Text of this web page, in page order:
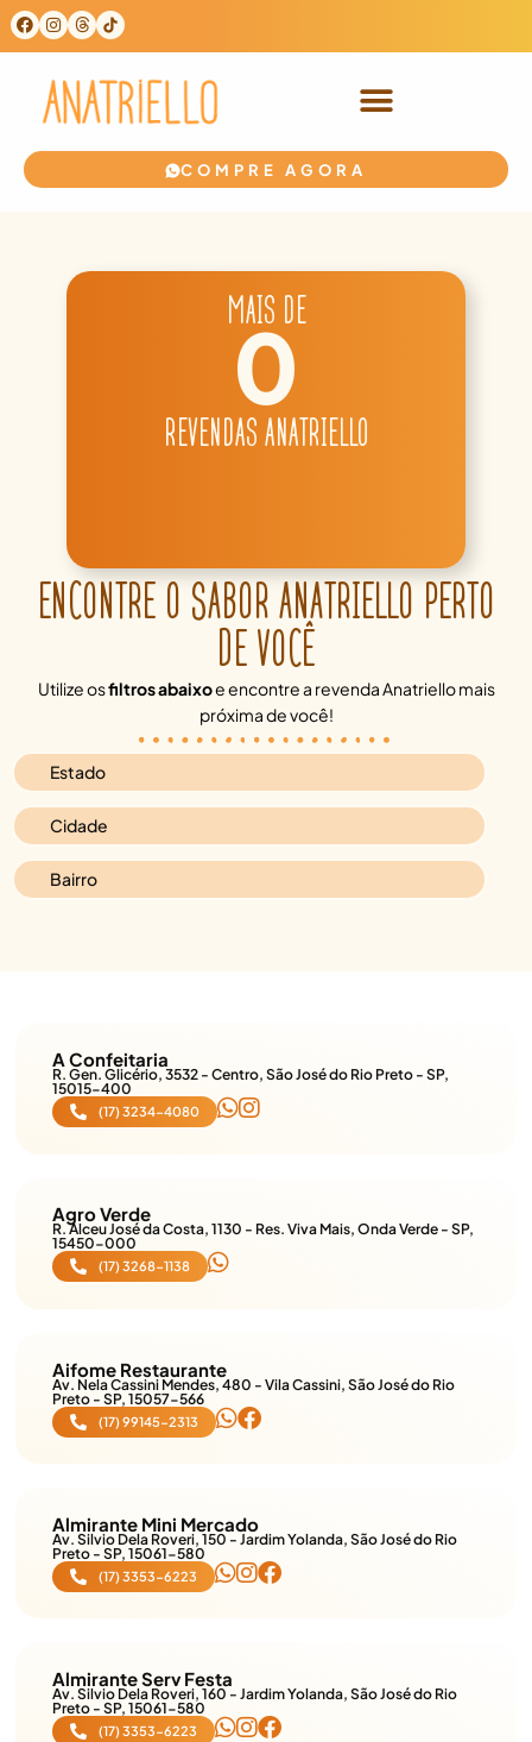
COMPRE AGORA
MAIS DE
0
REVENDAS ANATRIELLO
ENCONTRE O SABOR ANATRIELLO PERTO
DE VOCÊ
Utilize osfiltros abaixoe encontre a revenda Anatriello mais
próxima de você!
A Confeitaria
R. Gen. Glicério, 3532 - Centro, São José do Rio Preto - SP,
15015-400
(17) 3234-4080
Agro Verde
R. Alceu José da Costa, 1130 - Res. Viva Mais, Onda Verde - SP,
15450-000
(17) 3268-1138
Aifome Restaurante
Av. Nela Cassini Mendes, 480 - Vila Cassini, São José do Rio
Preto - SP, 15057-566
(17) 99145-2313
Almirante Mini Mercado
Av. Silvio Dela Roveri, 150 - Jardim Yolanda, São José do Rio
Preto - SP, 15061-580
(17) 3353-6223
Almirante Serv Festa
Av. Silvio Dela Roveri, 160 - Jardim Yolanda, São José do Rio
Preto - SP, 15061-580
(17) 3353-6223